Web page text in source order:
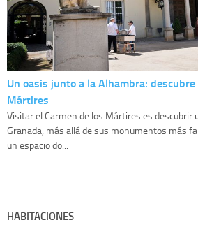
Un oasis junto a la Alhambra: descubre
Mártires
Visitar el Carmen de los Mártires es descubrir
Granada, más allá de sus monumentos más
un espacio do...
HABITACIONES